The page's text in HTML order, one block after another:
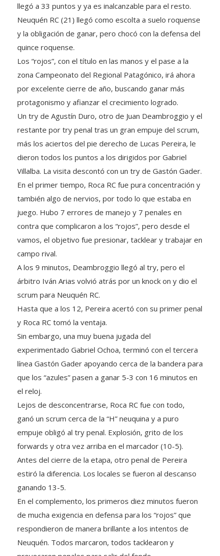
llegó a 33 puntos y ya es inalcanzable para el resto.
Neuquén RC (21) llegó como escolta a suelo roquense
y la obligación de ganar, pero chocó con la defensa del
quince roquense.
Los “rojos”, con el título en las manos y el pase a la
zona Campeonato del Regional Patagónico, irá ahora
por excelente cierre de año, buscando ganar más
protagonismo y afianzar el crecimiento logrado.
Un try de Agustín Duro, otro de Juan Deambroggio y el
restante por try penal tras un gran empuje del scrum,
más los aciertos del pie derecho de Lucas Pereira, le
dieron todos los puntos a los dirigidos por Gabriel
Villalba. La visita descontó con un try de Gastón Gader.
En el primer tiempo, Roca RC fue pura concentración y
también algo de nervios, por todo lo que estaba en
juego. Hubo 7 errores de manejo y 7 penales en
contra que complicaron a los “rojos”, pero desde el
vamos, el objetivo fue presionar, tacklear y trabajar en
campo rival.
A los 9 minutos, Deambroggio llegó al try, pero el
árbitro Iván Arias volvió atrás por un knock on y dio el
scrum para Neuquén RC.
Hasta que a los 12, Pereira acertó con su primer penal
y Roca RC tomó la ventaja.
Sin embargo, una muy buena jugada del
experimentado Gabriel Ochoa, terminó con el tercera
línea Gastón Gader apoyando cerca de la bandera para
que los “azules” pasen a ganar 5-3 con 16 minutos en
el reloj.
Lejos de desconcentrarse, Roca RC fue con todo,
ganó un scrum cerca de la “H” neuquina y a puro
empuje obligó al try penal. Explosión, grito de los
forwards y otra vez arriba en el marcador (10-5).
Antes del cierre de la etapa, otro penal de Pereira
estiró la diferencia. Los locales se fueron al descanso
ganando 13-5.
En el complemento, los primeros diez minutos fueron
de mucha exigencia en defensa para los “rojos” que
respondieron de manera brillante a los intentos de
Neuquén. Todos marcaron, todos tacklearon y